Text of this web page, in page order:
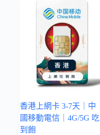
香港上網卡 3-7天｜中
國移動電信｜4G/5G 吃
到飽